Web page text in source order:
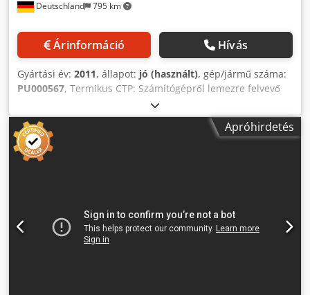
Deutschland 795 km
Árinformáció Hívás
Gyártási év: 2011, állapot: jó (használt), gép/jármű száma:
PU000567, Termikus CTP: Számítógépről lemezre felvevő
rendszer: Külső dob kettős kazettás rakodó DCL 106: Két
lemez, teljesen automatikus betöltéssel, PST 480 B lemezes
targonca Műszaki adatok: Átbocsátási lehetőség (lemezek /
h maximális formátumban): 12 lemez / óra Min.
Lemezformátum: 370 x 323 mm Maks. Lemezformátum:
Dmqswjf
Apróhirdetés